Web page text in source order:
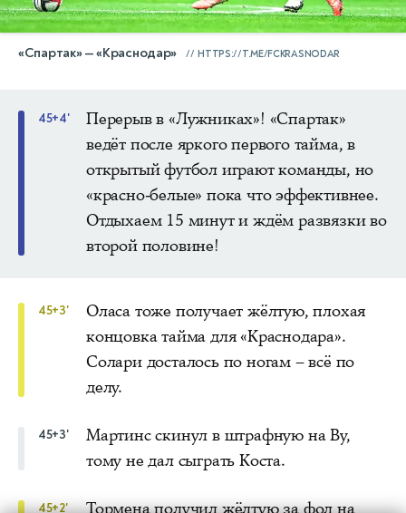
«Спартак» — «Краснодар» HTTPS://T.ME/FCKRASNODAR
45+4'
Перерыв в «Лужниках»! «Спартак»
ведёт после яркого первого тайма, в
открытый футбол играют команды, но
«красно-белые» пока что эффективнее.
Отдыхаем 15 минут и ждём развязки во
второй половине!
45+3'
Оласа тоже получает жёлтую, плохая
концовка тайма для «Краснодара».
Солари досталось по ногам – всё по
делу.
45+3'
Мартинс скинул в штрафную на Ву,
тому не дал сыграть Коста.
45+2' Тормена получил жёлтую за фол на